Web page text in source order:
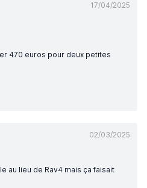
17/04/2025
470 euros pour deux petites
02/03/2025
au lieu de Rav4 mais ça faisait